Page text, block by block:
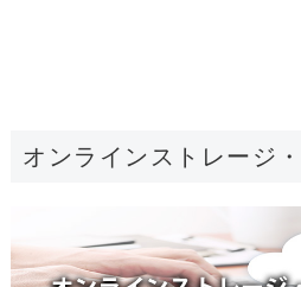
オンラインストレージ